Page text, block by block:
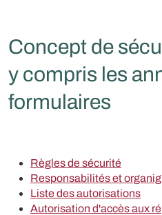
Concept de
y compris les
formulaires
Règles de sécurité
Responsabilités et
Liste des autorisations
Autorisation d'accès aux